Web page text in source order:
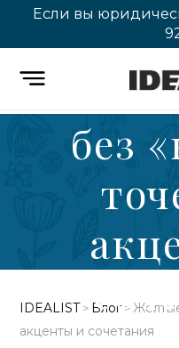
Если вы
без
IDEALIST> Блог>
акценты и сочетания